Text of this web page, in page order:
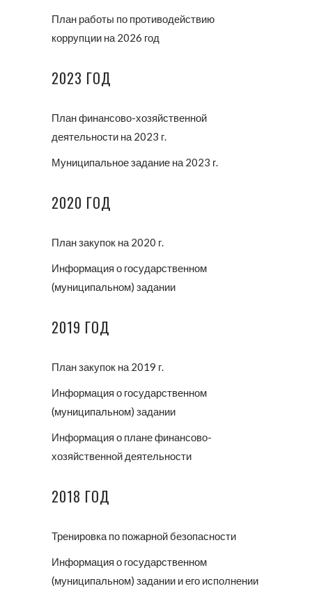
План работы по противодействию
коррупции на 2026 год
2023 ГОД
План финансово-хозяйственной
деятельности на 2023 г.
Муниципальное задание на 2023 г.
2020 ГОД
План закупок на 2020 г.
Информация о государственном
(муниципальном) задании
2019 ГОД
План закупок на 2019 г.
Информация о государственном
(муниципальном) задании
Информация о плане финансово-
хозяйственной деятельности
2018 ГОД
Тренировка по пожарной безопасности
Информация о государственном
(муниципальном) задании и его исполнении